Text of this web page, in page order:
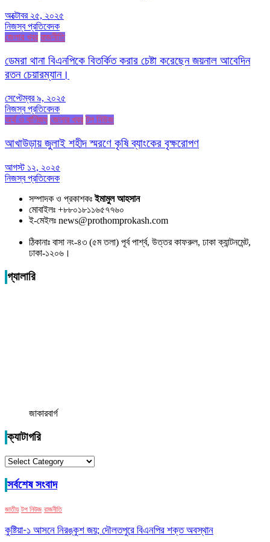
অক্টোবর ২৫, ২০২৫
নিজস্ব প্রতিবেদক
জেলার খবর রাজনীতি
ডেমরা থানা বিএনপিকে বিতর্কিত করার চেষ্টা করেছেন জয়নাল আবেদিন
রতন চেয়ারম্যান।
সেপ্টেম্বর ৯, ২০২৫
নিজস্ব প্রতিবেদক
অর্থ ও বাণিজ্য জেলার খবর টপ নিউজ
আখাউড়ায় জুলাই শহীদ স্মরণে কৃষি ব্যাংকের বৃক্ষরোপণ
আগস্ট ১২, ২০২৫
নিজস্ব প্রতিবেদক
সম্পাদক ও প্রকাশকঃইমামুল আহসান
মোবাইলঃ +৮৮০১৮১১৬৫৭৭৬০
ই-মেইলঃ news@prothomprokash.com
ঠিকানাঃ বাসা নং-৪৩ (৫ম তলা) পূর্ব পার্শ্ব, উত্তর কাফরুল, ঢাকা ক্যান্টনমেন্ট,
ঢাকা-১২০৬।
গ্যালারি
জাকারবার্গ
ক্যাটাগরি
ক্যাটাগরি
সর্বশেষ সংবাদ
জাতীয় টপ নিউজ রাজনীতি
কুষ্টিয়া-১ আসনে নিরঙ্কুশ জয়; দৌলতপুরে বিএনপির শক্ত অবস্থান